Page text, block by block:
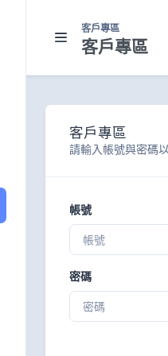
客戶專區
客戶專區
客戶專區
請輸入帳號與密碼
帳號
密碼